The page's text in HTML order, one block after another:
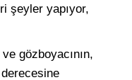
şeyler yapıyor,
gözboyacının,